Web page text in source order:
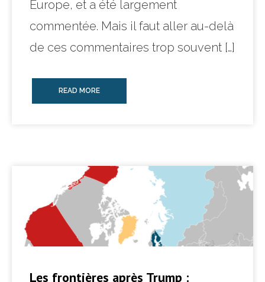
Europe, et a été largement
commentée. Mais il faut aller au-delà
de ces commentaires trop souvent […]
READ MORE
Les frontières après Trump :